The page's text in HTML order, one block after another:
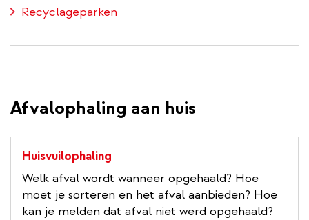
Recyclageparken
Afvalophaling aan huis
Huisvuilophaling
Welk afval wordt wanneer opgehaald? Hoe
moet je sorteren en het afval aanbieden? Hoe
kan je melden dat afval niet werd opgehaald?